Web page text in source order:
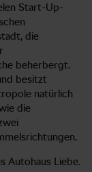
Start-Up-
die
beherbergt.
besitzt
natürlich
die
Autohaus Liebe.